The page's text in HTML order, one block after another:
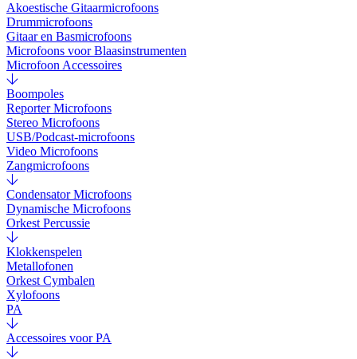
Akoestische Gitaarmicrofoons
Drummicrofoons
Gitaar en Basmicrofoons
Microfoons voor Blaasinstrumenten
Microfoon Accessoires
Boompoles
Reporter Microfoons
Stereo Microfoons
USB/Podcast-microfoons
Video Microfoons
Zangmicrofoons
Condensator Microfoons
Dynamische Microfoons
Orkest Percussie
Klokkenspelen
Metallofonen
Orkest Cymbalen
Xylofoons
PA
Accessoires voor PA